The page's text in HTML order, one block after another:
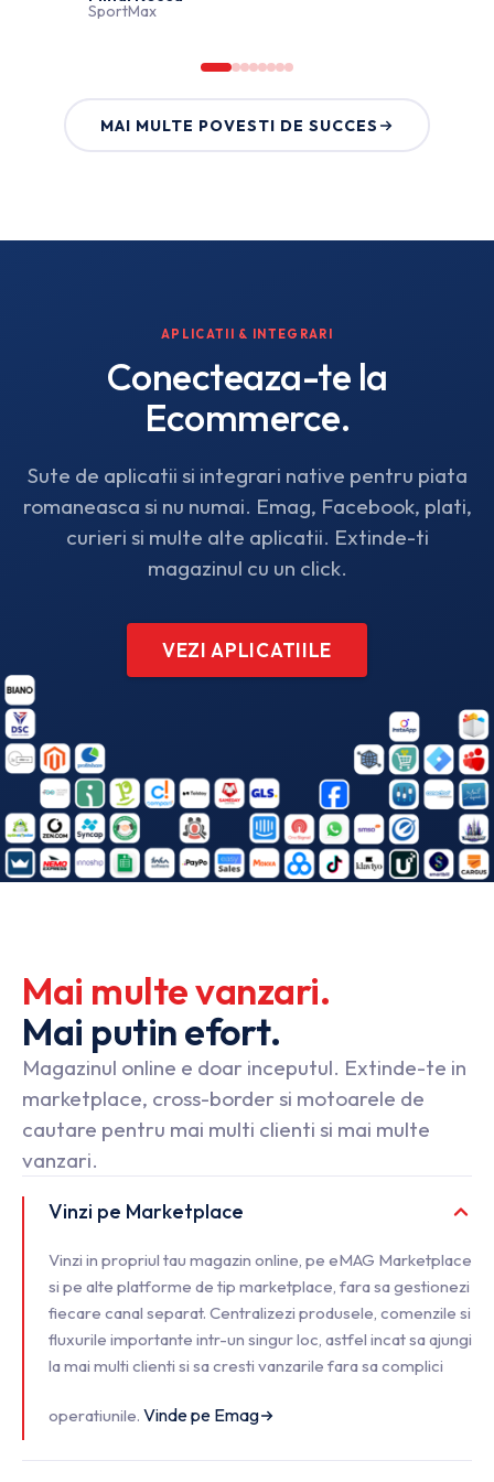
SportMax
MAI MULTE POVESTI DE SUCCES
APLICATII & INTEGRARI
Conecteaza-te la
Ecommerce.
Sute de aplicatii si integrari native pentru piata
romaneasca si nu numai. Emag, Facebook, plati,
curieri si multe alte aplicatii. Extinde-ti
magazinul cu un click.
VEZI APLICATIILE
Mai multevanzari.
Mai putinefort.
Magazinul online e doar inceputul. Extinde-te in
marketplace, cross-border si motoarele de
cautare pentru mai multi clienti si mai multe
vanzari.
Vinzi pe Marketplace
Vinzi in propriul tau magazin online, pe eMAG Marketplace
si pe alte platforme de tip marketplace, fara sa gestionezi
fiecare canal separat. Centralizezi produsele, comenzile si
fluxurile importante intr-un singur loc, astfel incat sa ajungi
la mai multi clienti si sa cresti vanzarile fara sa complici
operatiunile. Vinde pe Emag